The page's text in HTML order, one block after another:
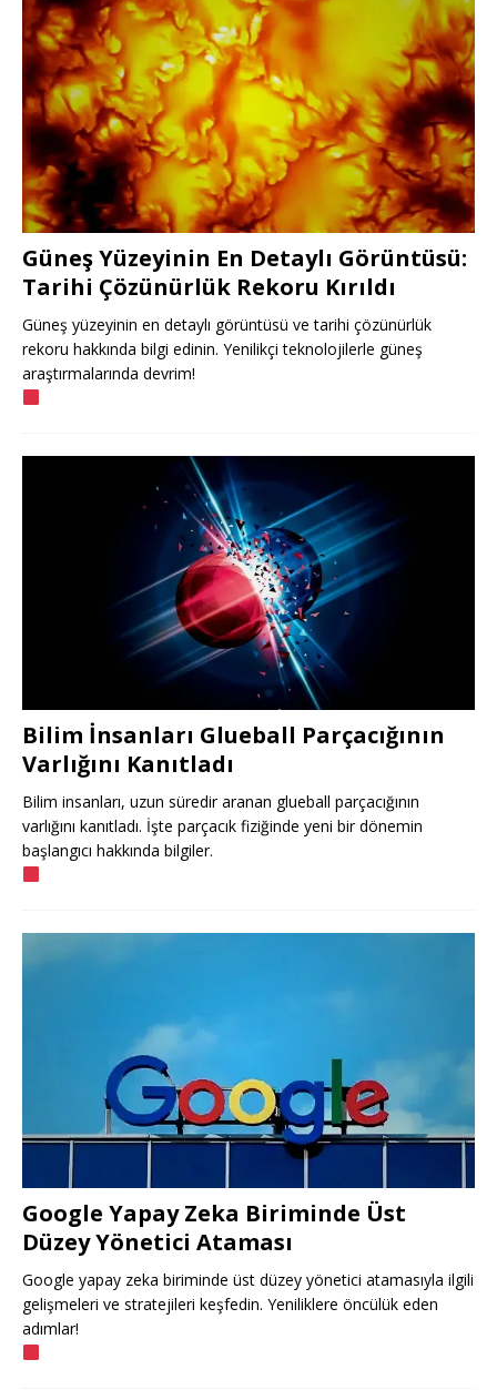
Güneş Yüzeyinin En Detaylı Görüntüsü:
Tarihi Çözünürlük Rekoru Kırıldı
Güneş yüzeyinin en detaylı görüntüsü ve tarihi çözünürlük
rekoru hakkında bilgi edinin. Yenilikçi teknolojilerle güneş
araştırmalarında devrim!
Bilim İnsanları Glueball Parçacığının
Varlığını Kanıtladı
Bilim insanları, uzun süredir aranan glueball parçacığının
varlığını kanıtladı. İşte parçacık fiziğinde yeni bir dönemin
başlangıcı hakkında bilgiler.
Google Yapay Zeka Biriminde Üst
Düzey Yönetici Ataması
Google yapay zeka biriminde üst düzey yönetici atamasıyla ilgili
gelişmeleri ve stratejileri keşfedin. Yeniliklere öncülük eden
adımlar!